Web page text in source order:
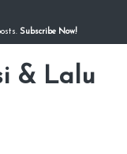
Subscribe Now!
& Lalu